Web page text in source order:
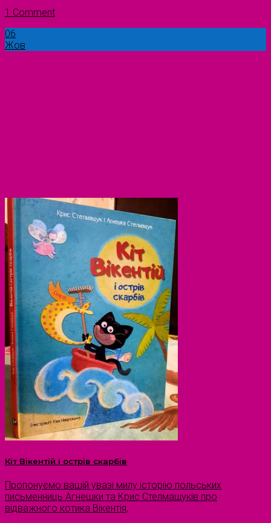
1 Comment
06
Жов
Кіт Вікентій і острів скарбів
Пропонуємо вашій увазі милу історію польських
письменниць Агнешки та Крис Стелмащуків про
відважного котика Вікентія,